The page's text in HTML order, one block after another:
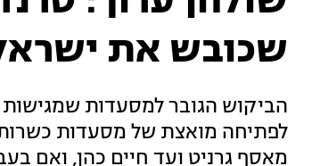
שכובש את
הביקוש הגובר למסעדות
לפתיחה מואצת של מסעדות
מאסף גרניט ועד חיים כהן, ואם